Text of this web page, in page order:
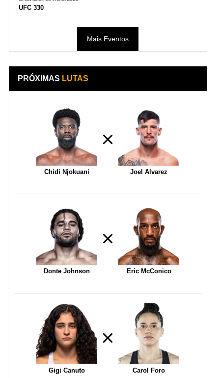
UFC 330
Mais Eventos
PRÓXIMAS LUTAS
Chidi Njokuani Joel Alvarez
Donte Johnson Eric McConico
Gigi Canuto Carol Foro